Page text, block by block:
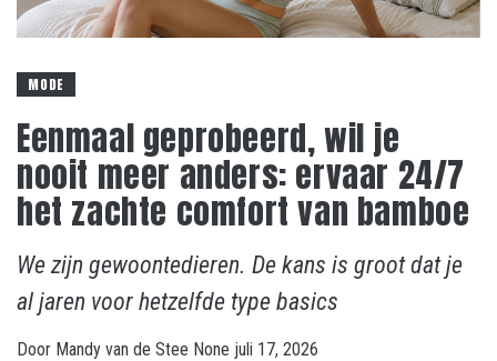
MODE
Eenmaal geprobeerd, wil je
nooit meer anders: ervaar 24/7
het zachte comfort van bamboe
We zijn gewoontedieren. De kans is groot dat je
al jaren voor hetzelfde type basics
Door Mandy van de Stee None juli 17, 2026